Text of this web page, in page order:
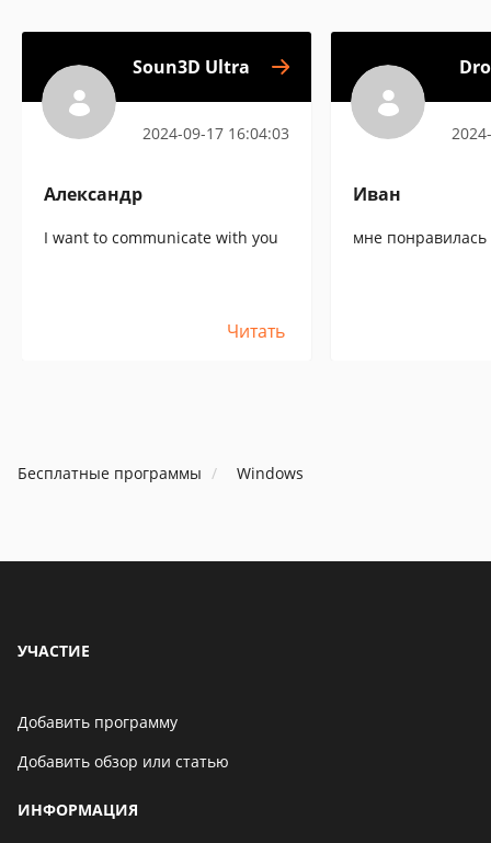
Soun3D Ultra
2024-09-17 16:04:03
Александр
I want to communicate with you
Читать
Иван
мне понравилась
Бесплатные программы Windows
УЧАСТИЕ
Добавить программу
Добавить обзор или статью
ИНФОРМАЦИЯ